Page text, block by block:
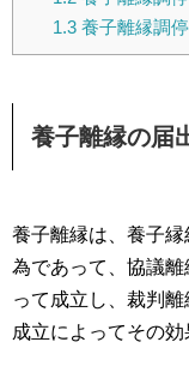
1.3養子離縁調停
養子離縁の届
養子離縁は、養子
為であって、協議
って成立し、裁判
成立によってその効